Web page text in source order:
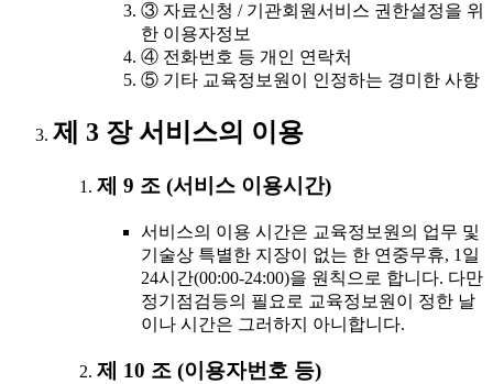
③ 자료신청 / 기관회원서비스 권한설정을 위
한 이용자정보
④ 전화번호 등 개인 연락처
⑤ 기타 교육정보원이 인정하는 경미한 사항
제 3 장 서비스의 이용
제 9 조 (서비스 이용시간)
서비스의 이용 시간은 교육정보원의 업무 및
기술상 특별한 지장이 없는 한 연중무휴, 1일
24시간(00:00-24:00)을 원칙으로 합니다. 다만
정기점검등의 필요로 교육정보원이 정한 날
이나 시간은 그러하지 아니합니다.
제 10 조 (이용자번호 등)